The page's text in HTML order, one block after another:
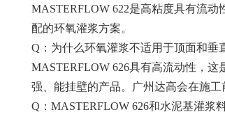
MASTERFLOW 622是高粘度具有流
配的环氧灌浆方案。
Q：为什么环氧灌浆不适用于顶面和垂
MASTERFLOW 626具有高流动性，
强、能挂壁的产品。广州达高会在施
Q：MASTERFLOW 626和水泥基灌浆